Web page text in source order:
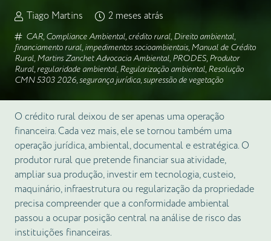
Tiago Martins 2 meses atrás
CAR,Compliance Ambiental,crédito rural,Direito ambiental,
financiamento rural,impedimentos socioambientais,Manual de Crédito
Rural,Martins Zanchet Advocacia Ambiental,PRODES,Produtor
Rural,regularidade ambiental,Regularização ambiental,Resolução
CMN 5303 2026,segurança jurídica,supressão de vegetação
O crédito rural deixou de ser apenas uma operação
financeira. Cada vez mais, ele se tornou também uma
operação jurídica, ambiental, documental e estratégica. O
produtor rural que pretende financiar sua atividade,
ampliar sua produção, investir em tecnologia, custeio,
maquinário, infraestrutura ou regularização da propriedade
precisa compreender que a conformidade ambiental
passou a ocupar posição central na análise de risco das
instituições financeiras.